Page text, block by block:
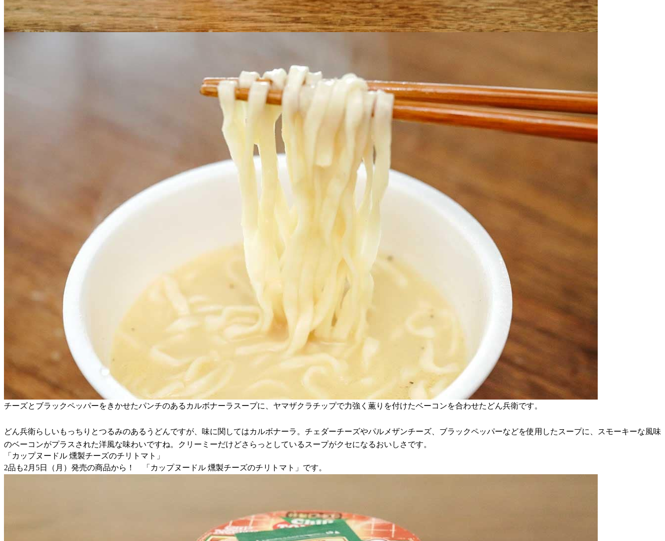
チーズとブラックペッパーをきかせたパンチのあるカルボナーラスープに、ヤマザクラチップで力強く薫りを付けたベーコンを合わせたどん兵衛です。
どん兵衛らしいもっちりとつるみのあるうどんですが、味に関してはカルボナーラ。チェダーチーズやパルメザンチーズ、ブラックペッパーなどを使用したスープに、スモーキーな風味
のベーコンがプラスされた洋風な味わいですね。クリーミーだけどさらっとしているスープがクセになるおいしさです。
「カップヌードル 燻製チーズのチリトマト」
2品も2月5日（月）発売の商品から！ 「カップヌードル 燻製チーズのチリトマト」です。